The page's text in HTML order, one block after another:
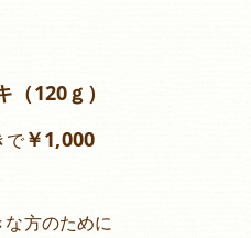
120ｇ）
で￥1,000
方のために